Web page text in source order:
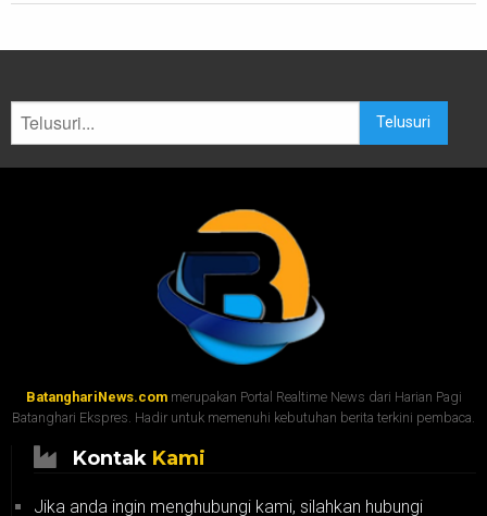
Telusuri
BatanghariNews.commerupakan Portal Realtime News dari Harian Pagi
Batanghari Ekspres. Hadir untuk memenuhi kebutuhan berita terkini pembaca.
Kontak Kami
Jika anda ingin menghubungi kami, silahkan hubungi